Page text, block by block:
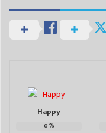
Happy
0%